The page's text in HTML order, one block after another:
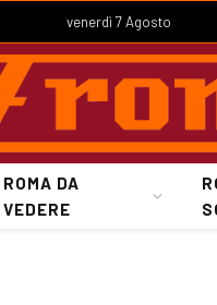
venerdì 7 Agosto
ROMA DA
VEDERE